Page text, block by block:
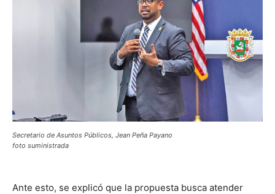
Secretario de Asuntos Públicos, Jean Peña Payano
foto suministrada
Ante esto, se explicó que la propuesta busca atender